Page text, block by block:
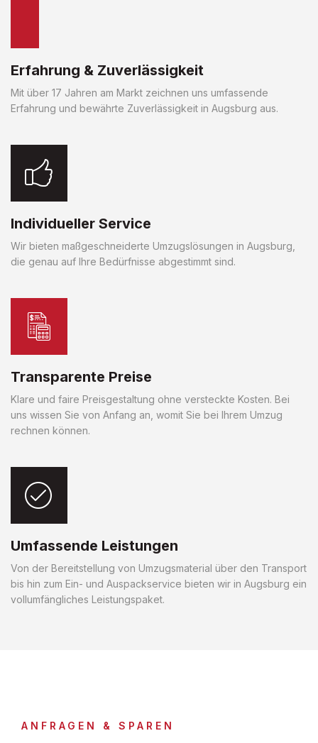
Erfahrung & Zuverlässigkeit
Mit über 17 Jahren am Markt zeichnen uns umfassende
Erfahrung und bewährte Zuverlässigkeit in Augsburg aus.
Individueller Service
Wir bieten maßgeschneiderte Umzugslösungen in Augsburg,
die genau auf Ihre Bedürfnisse abgestimmt sind.
Transparente Preise
Klare und faire Preisgestaltung ohne versteckte Kosten. Bei
uns wissen Sie von Anfang an, womit Sie bei Ihrem Umzug
rechnen können.
Umfassende Leistungen
Von der Bereitstellung von Umzugsmaterial über den Transport
bis hin zum Ein- und Auspackservice bieten wir in Augsburg ein
vollumfängliches Leistungspaket.
ANFRAGEN & SPAREN